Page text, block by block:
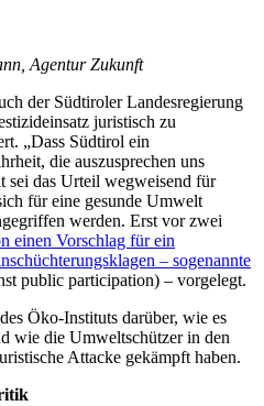
Agentur Zukunft
der Südtiroler Landesregierung
juristisch zu
„Dass Südtirol ein
die auszusprechen uns
sei das Urteil wegweisend für
für eine gesunde Umwelt
werden. Erst vor zwei
einen Vorschlag für ein
– sogenannte
public participation) – vorgelegt.
des Öko-Instituts darüber, wie es
wie die Umweltschützer in den
Attacke gekämpft haben.